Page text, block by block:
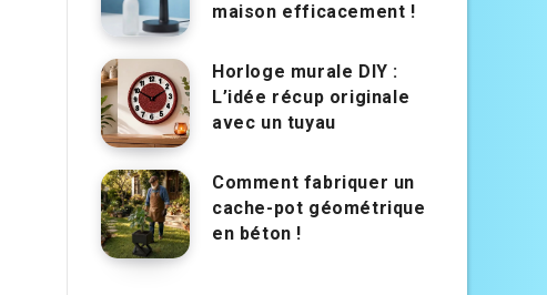
maison efficacement !
Horloge murale DIY :
L’idée récup originale
avec un tuyau
Comment fabriquer un
cache-pot géométrique
en béton !